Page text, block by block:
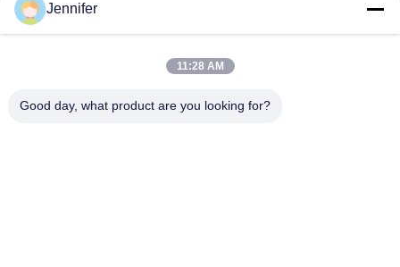
L'engrais agricole de manganèse de chélate d'acide aminé
favorisent la germination de graine
L'acide aminé chélatent les éléments micro 15% pour le
Jennifer
11:28 AM
Good day, what product are you looking for?